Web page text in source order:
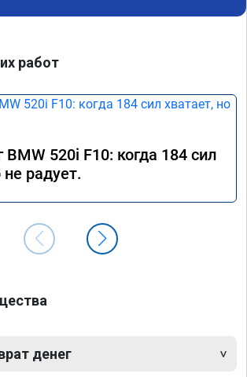
работ
520i F10: когда 184 сил
не радует.
денег